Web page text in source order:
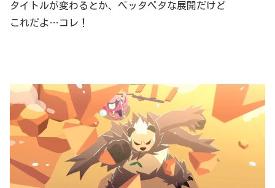
タイトルが変わるとか、ベッタベタな展開だけど
これだよ…コレ！